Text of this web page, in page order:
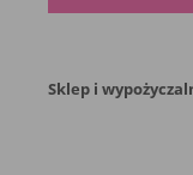
Sklep i